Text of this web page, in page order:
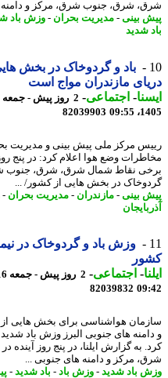
شرق، جنوب شرق، مرکز و دامنه های
بینی -مدیریت بحران- وزش باد شدید
شدید
باد و گردوخاک در بخش هایی
مازندران مواج است
-اجتماعی-
2 روز
82039903
مرکز ملی پیش بینی و مدیریت بحران
وضع هوا اعلام کرد: در پنج روز
نقاط شمال شرق، شرق، جنوب شرق،
در بخش هایی از کشور/ ...
بینی -مازندران- مدیریت بحران-
وزش باد و گردوخاک در نیمه
-اجتماعی-
82039832
هواشناسی برای بخش هایی از
های جنوبی البرز وزش باد شدید پیش
به گزارش ایلنا، در پنج روز آینده
مرکز و دامنه های جنوبی ...
باد شدید-وزش باد- باد شدید-پیش